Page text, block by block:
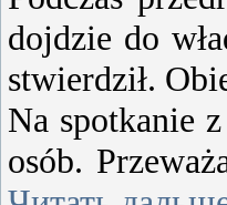
dojdzie do
stwierdził.
Na spotkanie
osób.